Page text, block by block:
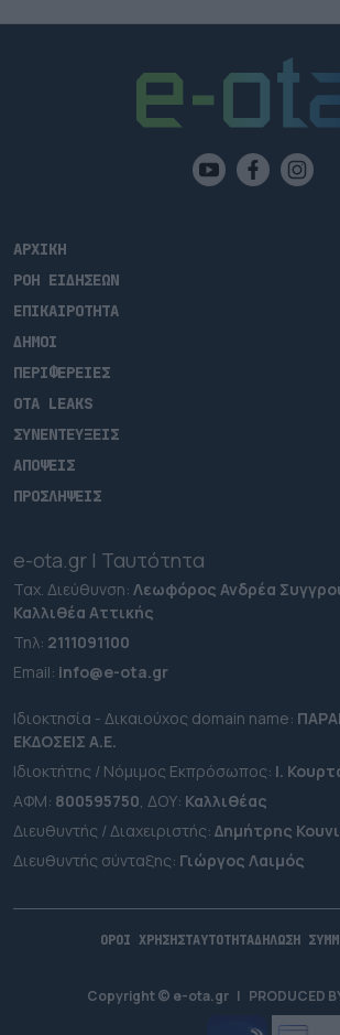
ΑΡΧΙΚΗ
ΡΟΗ ΕΙΔΗΣΕΩΝ
ΕΠΙΚΑΙΡΟΤΗΤΑ
ΔΗΜΟΙ
ΠΕΡΙΦΕΡΕΙΕΣ
OTA LEAKS
ΣΥΝΕΝΤΕΥΞΕΙΣ
ΑΠΟΨΕΙΣ
ΠΡΟΣΛΗΨΕΙΣ
e-ota.gr | Ταυτότητα
Ταχ. Διεύθυνση: Λεωφόρος Ανδρέα
Καλλιθέα Αττικής
Τηλ: 2111091100
Εmail: info@e-ota.gr
Ιδιοκτησία - Δικαιούχος domain name:
ΕΚΔΟΣΕΙΣ A.E.
Ιδιοκτήτης / Νόμιμος Εκπρόσωπος: Ι.
ΑΦΜ: 800595750, ΔΟΥ: Καλλιθέας
Διευθυντής / Διαχειριστής: Δημήτρης
Διευθυντής σύνταξης: Γιώργος Λαιμός
ΟΡΟΙ ΧΡΗΣΗΣΤΑΥΤΟΤΗΤΑΔΗΛΩΣΗ
Copyright © e-ota.gr | PRODUCED